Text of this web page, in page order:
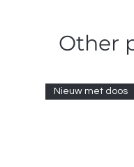
Other
Nieuw met doos